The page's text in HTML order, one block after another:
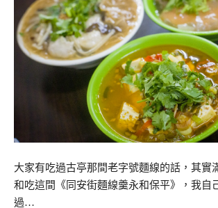
大家有吃過古亭那間老字號麵線的話，其實
和吃這間《同安街麵線羹永和保平》，我自
過…